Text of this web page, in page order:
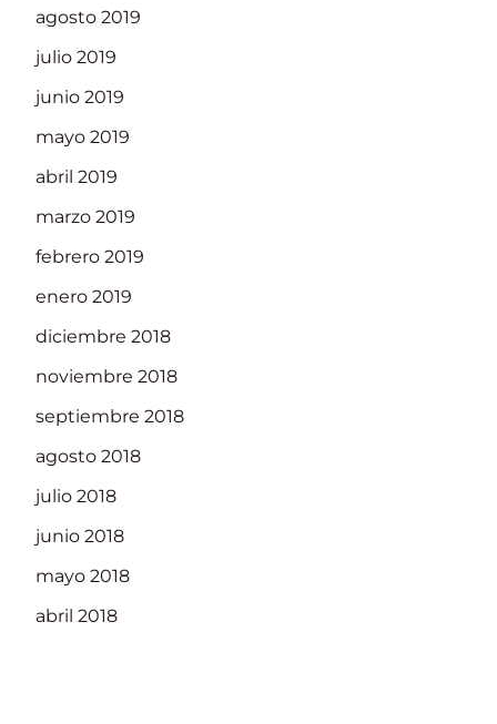
agosto 2019
julio 2019
junio 2019
mayo 2019
abril 2019
marzo 2019
febrero 2019
enero 2019
diciembre 2018
noviembre 2018
septiembre 2018
agosto 2018
julio 2018
junio 2018
mayo 2018
abril 2018